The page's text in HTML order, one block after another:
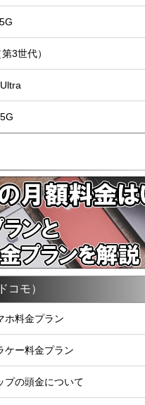
3世代）
コモ）
ホ料金プラン
ケー料金プラン
プの頭金について